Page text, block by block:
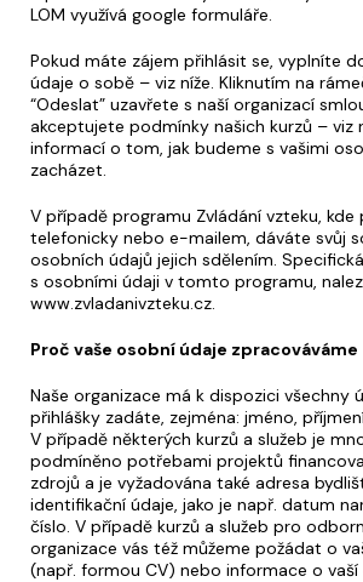
LOM využívá google formuláře.
Pokud máte zájem přihlásit se, vyplníte
údaje o sobě – viz níže. Kliknutím na
“Odeslat” uzavřete s naší organizací
akceptujete podmínky našich kurzů – viz
informací o tom, jak budeme s vašimi
zacházet.
V případě programu Zvládání vzteku, kde
telefonicky nebo e-mailem, dáváte svůj
osobních údajů jejich sdělením.
s osobními údaji v tomto programu,
www.zvladanivzteku.cz.
Proč vaše osobní údaje zpracováváme
Naše organizace má k dispozici všechny
přihlášky zadáte, zejména: jméno,
V případě některých kurzů a služeb je
podmíněno potřebami projektů
zdrojů a je vyžadována také adresa
identifikační údaje, jako je např. datum
číslo. V případě kurzů a služeb pro
organizace vás též můžeme požádat o
(např. formou CV) nebo informace o vaší